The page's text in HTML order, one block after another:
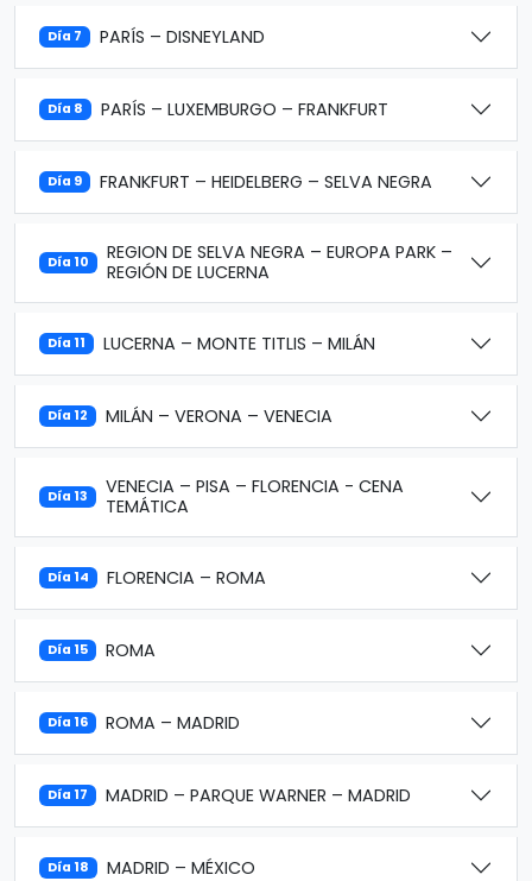
Día 7 PARÍS – DISNEYLAND
Día 8 PARÍS – LUXEMBURGO – FRANKFURT
Día 9 FRANKFURT – HEIDELBERG – SELVA NEGRA
Día 10
REGION DE SELVA NEGRA – EUROPA PARK –
REGIÓN DE LUCERNA
Día 11 LUCERNA – MONTE TITLIS – MILÁN
Día 12 MILÁN – VERONA – VENECIA
Día 13
VENECIA – PISA – FLORENCIA - CENA
TEMÁTICA
Día 14 FLORENCIA – ROMA
Día 15 ROMA
Día 16 ROMA – MADRID
Día 17 MADRID – PARQUE WARNER – MADRID
Día 18 MADRID – MÉXICO